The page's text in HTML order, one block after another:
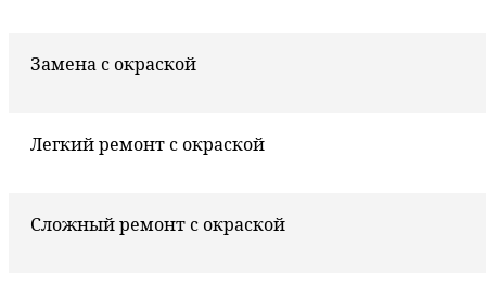
Замена с окраской
Легкий ремонт с окраской
Сложный ремонт с окраской